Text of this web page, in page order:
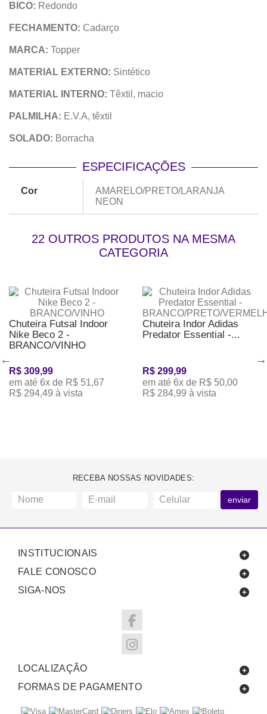
BICO: Redondo
FECHAMENTO: Cadarço
MARCA: Topper
MATERIAL EXTERNO: Sintético
MATERIAL INTERNO: Têxtil, macio
PALMILHA: E.V.A, têxtil
SOLADO: Borracha
ESPECIFICAÇÕES
Cor
AMARELO/PRETO/LARANJA
NEON
22 OUTROS PRODUTOS NA MESMA
CATEGORIA
Chuteira Futsal Indoor
Nike Beco 2 -
BRANCO/VINHO
R$ 309,99
em até 6x de R$ 51,67
R$ 294,49 à vista
Chuteira Indor Adidas
Predator Essential -...
R$ 299,99
em até 6x de R$ 50,00
R$ 284,99 à vista
RECEBA NOSSAS NOVIDADES:
enviar
INSTITUCIONAIS
FALE CONOSCO
SIGA-NOS
LOCALIZAÇÃO
FORMAS DE PAGAMENTO